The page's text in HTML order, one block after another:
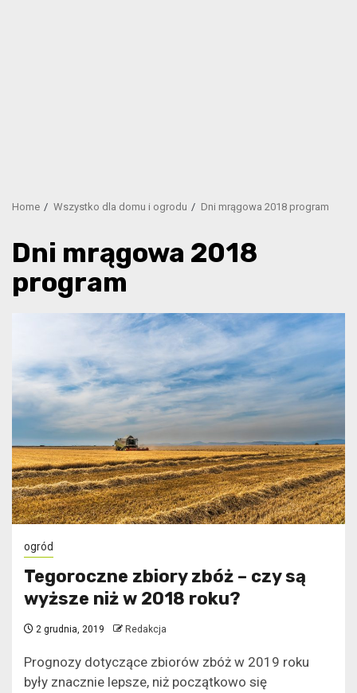
Home Wszystko dla domu i ogrodu Dni mrągowa 2018 program
Dni mrągowa 2018
program
ogród
Tegoroczne zbiory zbóż – czy są
wyższe niż w 2018 roku?
2 grudnia, 2019 Redakcja
Prognozy dotyczące zbiorów zbóż w 2019 roku
były znacznie lepsze, niż początkowo się